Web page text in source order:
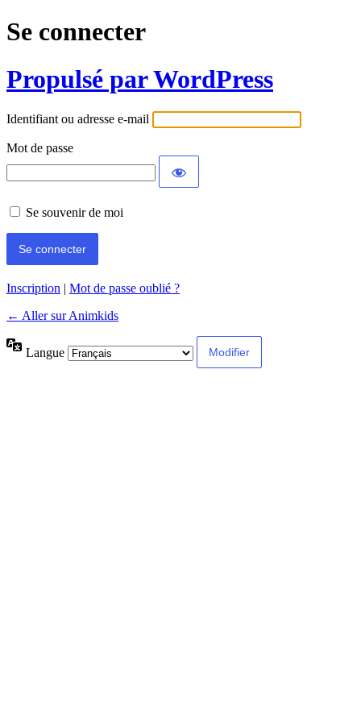
Se connecter
Propulsé par WordPress
Identifiant ou adresse e-mail
Mot de passe
Se souvenir de moi
Inscription | Mot de passe oublié ?
← Aller sur Animkids
Langue